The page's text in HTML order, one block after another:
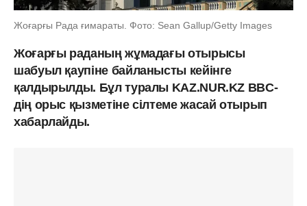
Жоғарғы Рада ғимараты. Фото: Sean Gallup/Getty Images
Жоғарғы раданың жұмадағы отырысы
шабуыл қаупіне байланысты кейінге
қалдырылды. Бұл туралы KAZ.NUR.KZ BBC-
дің орыс қызметіне сілтеме жасай отырып
хабарлайды.